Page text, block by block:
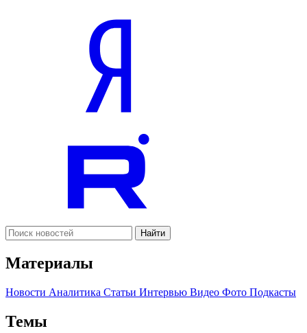
Найти
Материалы
Новости Аналитика Статьи Интервью Видео Фото Подкасты
Темы